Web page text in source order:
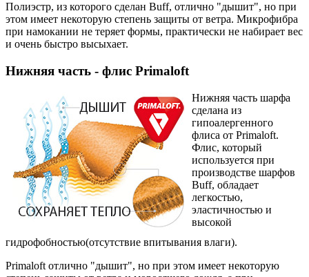
Полиэстр, из которого сделан Buff, отлично "дышит", но при
этом имеет некоторую степень защиты от ветра. Микрофибра
при намокании не теряет формы, практически не набирает вес
и очень быстро высыхает.
Нижняя часть - флис Primaloft
Нижняя часть шарфа
сделана из
гипоалергенного
флиса от Primaloft.
Флис, который
используется при
производстве шарфов
Buff, обладает
легкостью,
эластичностью и
высокой
гидрофобностью(отсутствие впитывания влаги).
Primaloft отлично "дышит", но при этом имеет некоторую